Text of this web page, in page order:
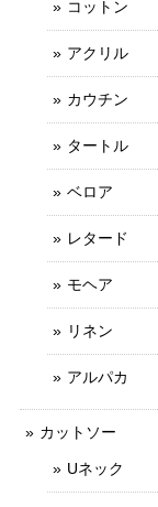
コットン
アクリル
カウチン
タートル
ベロア
レタード
モヘア
リネン
アルパカ
カットソー
Uネック